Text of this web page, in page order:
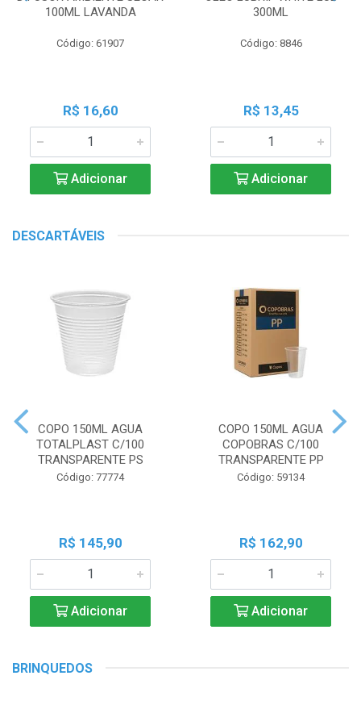
100ML LAVANDA
Código: 61907
R$ 16,60
Adicionar
300ML
Código: 8846
R$ 13,45
Adicionar
DESCARTÁVEIS
COPO 150ML AGUA
TOTALPLAST C/100
TRANSPARENTE PS
Código: 77774
R$ 145,90
Adicionar
COPO 150ML AGUA
COPOBRAS C/100
TRANSPARENTE PP
Código: 59134
R$ 162,90
Adicionar
BRINQUEDOS